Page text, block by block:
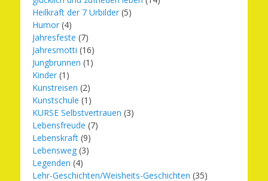
Heilkraft der 7 Urbilder (5)
Humor (4)
Jahresfeste (7)
Jahresmotti (16)
Jungbrunnen (1)
Kinder (1)
Kunstreisen (2)
Kunstschule (1)
KURSE Selbstvertrauen (3)
Lebensfreude (7)
Lebenskraft (9)
Lebensweg (3)
Legenden (4)
Lehr-Geschichten/Weisheits-Geschichten (35)